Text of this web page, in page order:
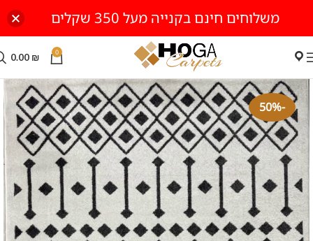
0
0.00 ₪
-50%
משלוחים חינם בקנייה מעל 350 שקלים